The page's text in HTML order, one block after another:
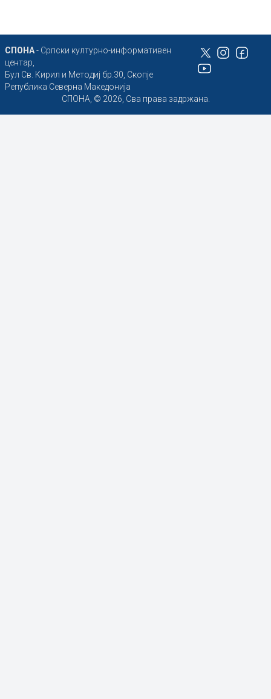
СПОНА- Српски културно-информативен
центар,
Бул Св. Кирил и Методиј бр.30, Скопје
Република Северна Македонија
СПОНА, © 2026, Сва права задржана.